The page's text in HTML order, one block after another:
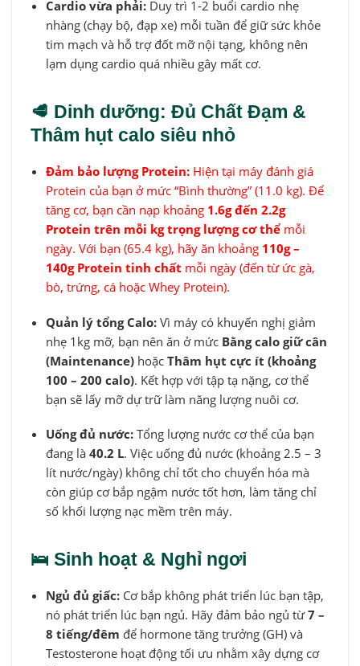
Cardio vừa phải: Duy trì 1-2 buổi cardio nhẹ
nhàng (chạy bộ, đạp xe) mỗi tuần để giữ sức khỏe
tim mạch và hỗ trợ đốt mỡ nội tạng, không nên
lạm dụng cardio quá nhiều gây mất cơ.
🥩 Dinh dưỡng: Đủ Chất Đạm &
Thâm hụt calo siêu nhỏ
Đảm bảo lượng Protein: Hiện tại máy đánh giá
Protein của bạn ở mức “Bình thường” (11.0 kg). Để
tăng cơ, bạn cần nạp khoảng 1.6g đến 2.2g
Protein trên mỗi kg trọng lượng cơ thể mỗi
ngày. Với bạn (65.4 kg), hãy ăn khoảng 110g –
140g Protein tinh chất mỗi ngày (đến từ ức gà,
bò, trứng, cá hoặc Whey Protein).
Quản lý tổng Calo: Vì máy có khuyến nghị giảm
nhẹ 1kg mỡ, bạn nên ăn ở mức Bằng calo giữ cân
(Maintenance) hoặc Thâm hụt cực ít (khoảng
100 – 200 calo). Kết hợp với tập tạ nặng, cơ thể
bạn sẽ lấy mỡ dự trữ làm năng lượng nuôi cơ.
Uống đủ nước: Tổng lượng nước cơ thể của bạn
đang là 40.2 L. Việc uống đủ nước (khoảng 2.5 – 3
lít nước/ngày) không chỉ tốt cho chuyển hóa mà
còn giúp cơ bắp ngậm nước tốt hơn, làm tăng chỉ
số khối lượng nạc mềm trên máy.
🛌 Sinh hoạt & Nghỉ ngơi
Ngủ đủ giấc: Cơ bắp không phát triển lúc bạn tập,
nó phát triển lúc bạn ngủ. Hãy đảm bảo ngủ từ7 –
8 tiếng/đêm để hormone tăng trưởng (GH) và
Testosterone hoạt động tối ưu nhằm xây dựng cơ